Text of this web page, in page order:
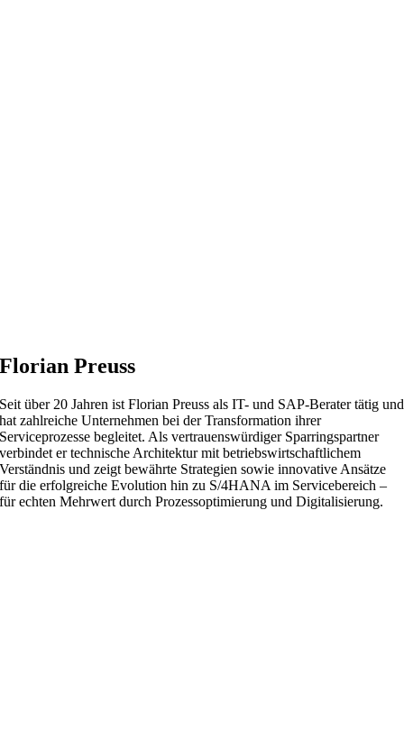
Florian Preuss
Seit über 20 Jahren ist Florian Preuss als IT- und SAP-Berater tätig und
hat zahlreiche Unternehmen bei der Transformation ihrer
Serviceprozesse begleitet. Als vertrauenswürdiger Sparringspartner
verbindet er technische Architektur mit betriebswirtschaftlichem
Verständnis und zeigt bewährte Strategien sowie innovative Ansätze
für die erfolgreiche Evolution hin zu S/4HANA im Servicebereich –
für echten Mehrwert durch Prozessoptimierung und Digitalisierung.